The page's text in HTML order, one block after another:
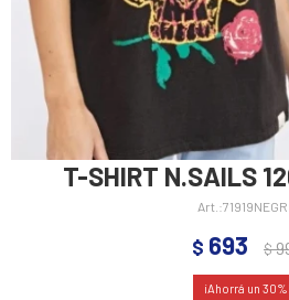
T-SHIRT N.SAILS
$ 693 $
30